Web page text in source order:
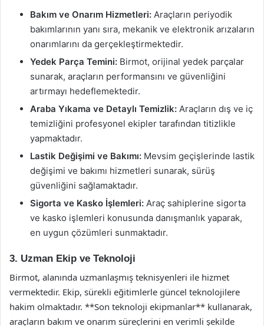
Bakım ve Onarım Hizmetleri: Araçların periyodik
bakımlarının yanı sıra, mekanik ve elektronik arızaların
onarımlarını da gerçekleştirmektedir.
Yedek Parça Temini: Birmot, orijinal yedek parçalar
sunarak, araçların performansını ve güvenliğini
artırmayı hedeflemektedir.
Araba Yıkama ve Detaylı Temizlik: Araçların dış ve iç
temizliğini profesyonel ekipler tarafından titizlikle
yapmaktadır.
Lastik Değişimi ve Bakımı: Mevsim geçişlerinde lastik
değişimi ve bakımı hizmetleri sunarak, sürüş
güvenliğini sağlamaktadır.
Sigorta ve Kasko İşlemleri: Araç sahiplerine sigorta
ve kasko işlemleri konusunda danışmanlık yaparak,
en uygun çözümleri sunmaktadır.
3. Uzman Ekip ve Teknoloji
Birmot, alanında uzmanlaşmış teknisyenleri ile hizmet
vermektedir. Ekip, sürekli eğitimlerle güncel teknolojilere
hakim olmaktadır. **Son teknoloji ekipmanlar** kullanarak,
araçların bakım ve onarım süreçlerini en verimli şekilde